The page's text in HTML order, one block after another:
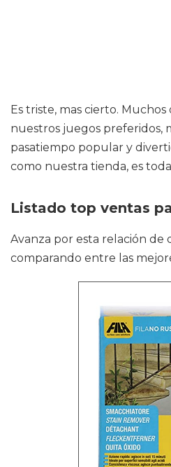
Es triste, mas cierto.
nuestros juegos preferidos,
pasatiempo popular y
como nuestra tienda, es
Listado top ventas
Avanza por esta relación
comparando entre las